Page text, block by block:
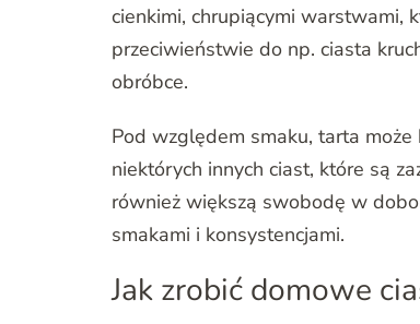
cienkimi, chrupiącymi warstwami,
przeciwieństwie do np. ciasta
obróbce.
Pod względem smaku, tarta
niektórych innych ciast, które są
również większą swobodę w
smakami i konsystencjami.
Jak zrobić domowe